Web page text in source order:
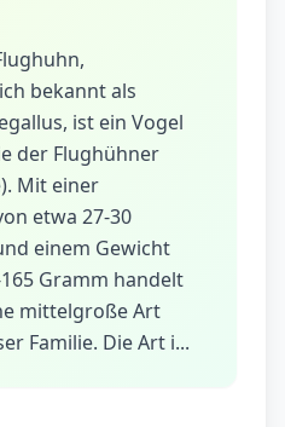
bekannt als
ist ein Vogel
der Flughühner
Mit einer
etwa 27-30
einem Gewicht
Gramm handelt
mittelgroße Art
Familie. Die Art i...